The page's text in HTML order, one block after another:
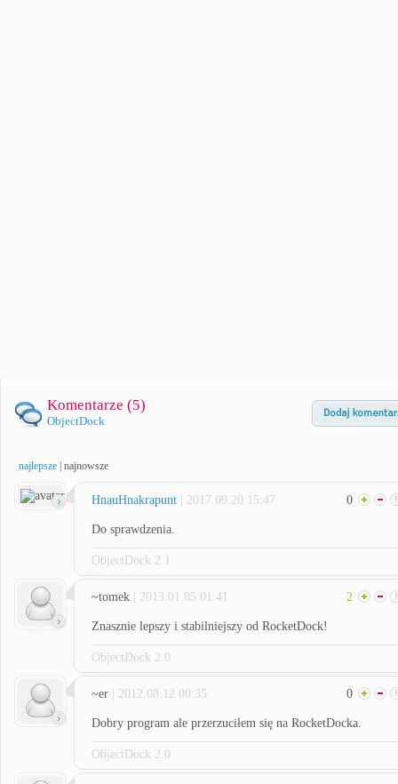
Komentarze (5)
ObjectDock
najlepsze najnowsze
HnauHnakrapunt | 2017.09.20 15:47 0
Do sprawdzenia.
ObjectDock 2.1
~tomek | 2013.01.05 01:41 2
Znasznie lepszy i stabilniejszy od RocketDock!
ObjectDock 2.0
~er | 2012.08.12 00:35 0
Dobry program ale przerzuciłem się na RocketDocka.
ObjectDock 2.0